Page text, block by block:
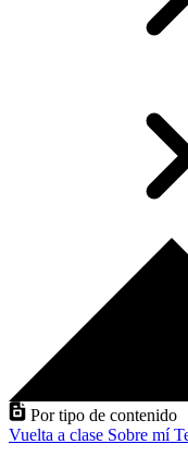
Por tipo de contenido
Vuelta a clase Sobre mí